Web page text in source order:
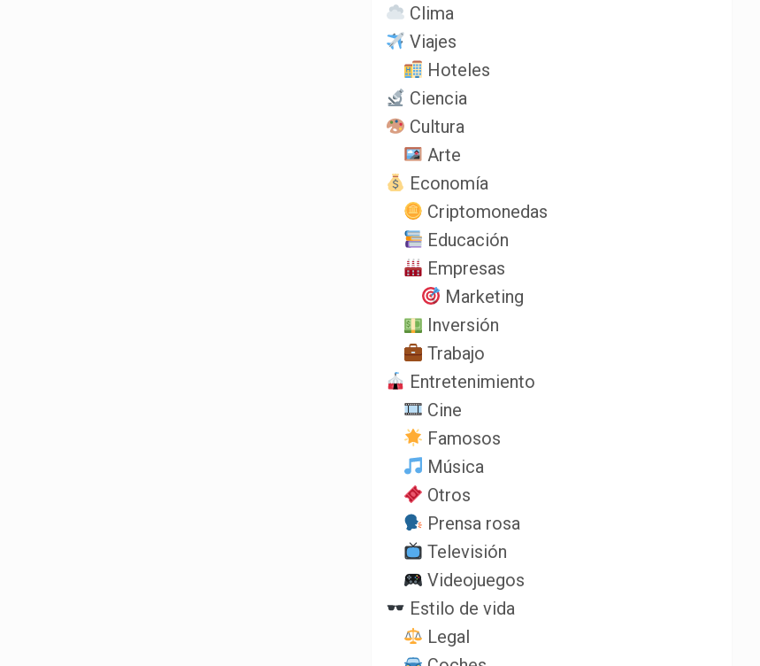
Clima
Viajes
Hoteles
Ciencia
Cultura
Arte
Economía
Criptomonedas
Educación
Empresas
Marketing
Inversión
Trabajo
Entretenimiento
Cine
Famosos
Música
Otros
Prensa rosa
Televisión
Videojuegos
Estilo de vida
Legal